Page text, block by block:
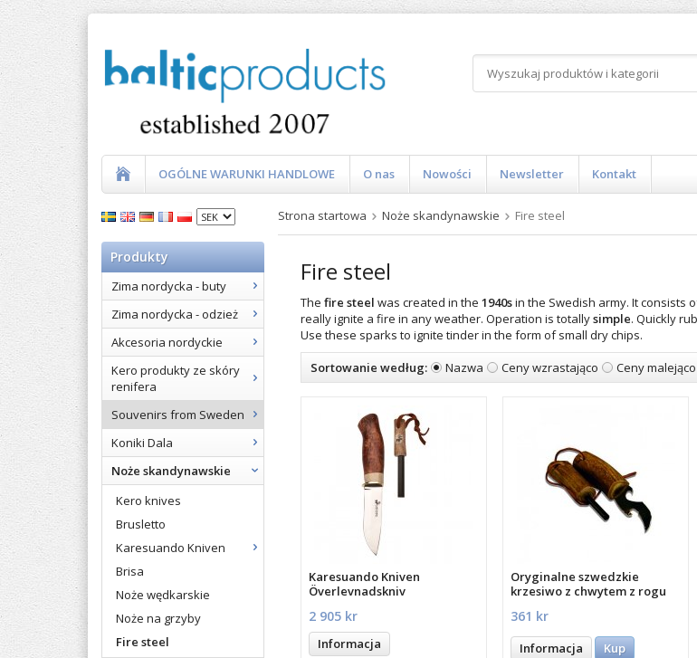
OGÓLNE WARUNKI HANDLOWE O nas Nowości Newsletter Kontakt
Produkty
Zima nordycka - buty
Zima nordycka - odzież
Akcesoria nordyckie
Kero produkty ze skóry
renifera
Souvenirs from Sweden
Koniki Dala
Noże skandynawskie
Kero knives
Brusletto
Karesuando Kniven
Brisa
Noże wędkarskie
Noże na grzyby
Fire steel
Strona startowa Noże skandynawskie Fire steel
Fire steel
The fire steel was created in the 1940sin the Swedish army. It consists
really ignite a fire in any weather. Operation is totallysimple. Quickly
Use these sparks to ignite tinder in the form of small dry chips.
Sortowanie według:
Nazwa Ceny wzrastająco Ceny malejąco
Karesuando Kniven
Överlevnadskniv
2 905 kr
Informacja
Oryginalne szwedzkie
krzesiwo z chwytem z rogu
361 kr
Informacja Kup